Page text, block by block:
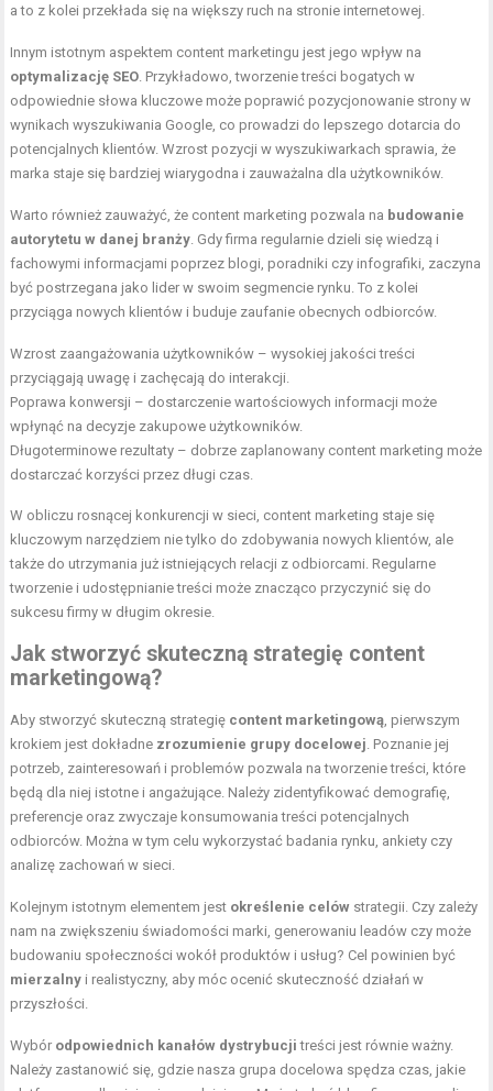
a to z kolei przekłada się na większy ruch na stronie internetowej.
Innym istotnym aspektem content marketingu jest jego wpływ na
optymalizację SEO . Przykładowo, tworzenie treści bogatych w
odpowiednie słowa kluczowe może poprawić pozycjonowanie strony w
wynikach wyszukiwania Google, co prowadzi do lepszego dotarcia do
potencjalnych klientów. Wzrost pozycji w wyszukiwarkach sprawia, że
marka staje się bardziej wiarygodna i zauważalna dla użytkowników.
Warto również zauważyć, że content marketing pozwala na budowanie
autorytetu w danej branży . Gdy firma regularnie dzieli się wiedzą i
fachowymi informacjami poprzez blogi, poradniki czy infografiki, zaczyna
być postrzegana jako lider w swoim segmencie rynku. To z kolei
przyciąga nowych klientów i buduje zaufanie obecnych odbiorców.
Wzrost zaangażowania użytkowników – wysokiej jakości treści
przyciągają uwagę i zachęcają do interakcji.
Poprawa konwersji – dostarczenie wartościowych informacji może
wpłynąć na decyzje zakupowe użytkowników.
Długoterminowe rezultaty – dobrze zaplanowany content marketing może
dostarczać korzyści przez długi czas.
W obliczu rosnącej konkurencji w sieci, content marketing staje się
kluczowym narzędziem nie tylko do zdobywania nowych klientów, ale
także do utrzymania już istniejących relacji z odbiorcami. Regularne
tworzenie i udostępnianie treści może znacząco przyczynić się do
sukcesu firmy w długim okresie.
Jak stworzyć skuteczną strategię content
marketingową?
Aby stworzyć skuteczną strategię content marketingową , pierwszym
krokiem jest dokładne zrozumienie grupy docelowej . Poznanie jej
potrzeb, zainteresowań i problemów pozwala na tworzenie treści, które
będą dla niej istotne i angażujące. Należy zidentyfikować demografię,
preferencje oraz zwyczaje konsumowania treści potencjalnych
odbiorców. Można w tym celu wykorzystać badania rynku, ankiety czy
analizę zachowań w sieci.
Kolejnym istotnym elementem jest określenie celów strategii. Czy zależy
nam na zwiększeniu świadomości marki, generowaniu leadów czy może
budowaniu społeczności wokół produktów i usług? Cel powinien być
mierzalny i realistyczny, aby móc ocenić skuteczność działań w
przyszłości.
Wybór odpowiednich kanałów dystrybucji treści jest równie ważny.
Należy zastanowić się, gdzie nasza grupa docelowa spędza czas, jakie